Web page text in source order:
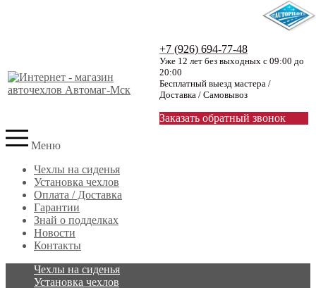
+7 (926) 694-77-48
Уже 12 лет без выходных с 09:00 до
20:00
Бесплатный выезд мастера /
Доставка / Самовывоз
Заказать обратный звонок
Меню
Чехлы на сиденья
Установка чехлов
Оплата / Доставка
Гарантии
Знай о подделках
Новости
Контакты
Чехлы на сиденья
Установка чехлов